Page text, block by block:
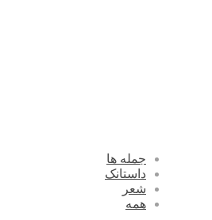
جمله ها
داستانک
شعر
همه